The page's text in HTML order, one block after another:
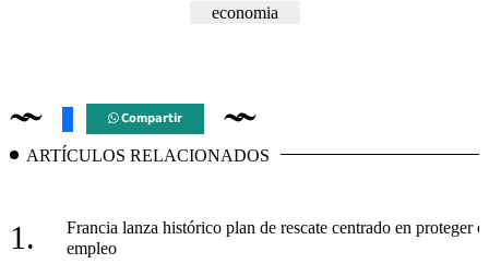
economia
Compartir
ARTÍCULOS RELACIONADOS
1.
Francia lanza histórico plan de rescate centrado en proteger el
empleo